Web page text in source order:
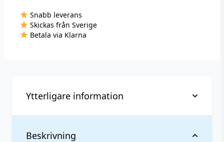
Strawberry
Ice
mängd
Snabb leverans
Skickas från Sverige
Betala via Klarna
Beskrivning
Ytterligare information
Vikt